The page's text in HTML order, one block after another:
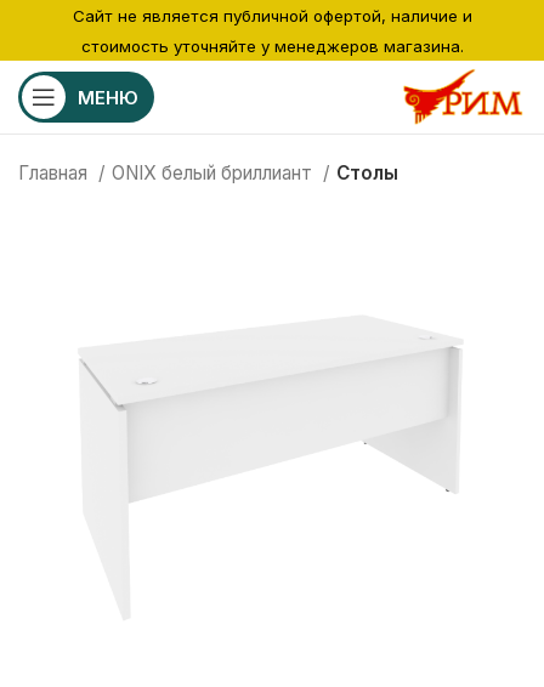
МЕНЮ
Главная ONIX белый бриллиант Столы
Сайт не является публичной офертой, наличие и
стоимость уточняйте у менеджеров магазина.